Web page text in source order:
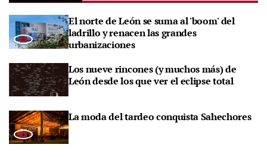
El norte de León se suma al 'boom' del
ladrillo y renacen las grandes
urbanizaciones
Los nueve rincones (y muchos más) de
León desde los que ver el eclipse total
La moda del tardeo conquista Sahechores